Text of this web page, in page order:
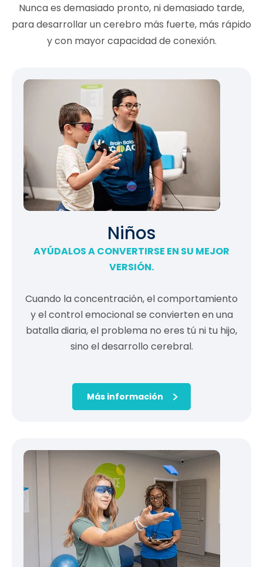
Nunca es demasiado pronto, ni demasiado tarde,
para desarrollar un cerebro más fuerte, más rápido
y con mayor capacidad de conexión.
Niños
AYÚDALOS A CONVERTIRSE EN SU MEJOR
VERSIÓN.
Cuando la concentración, el comportamiento
y el control emocional se convierten en una
batalla diaria, el problema no eres tú ni tu hijo,
sino el desarrollo cerebral.
Más información